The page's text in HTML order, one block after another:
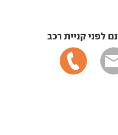
לפני קניית רכב